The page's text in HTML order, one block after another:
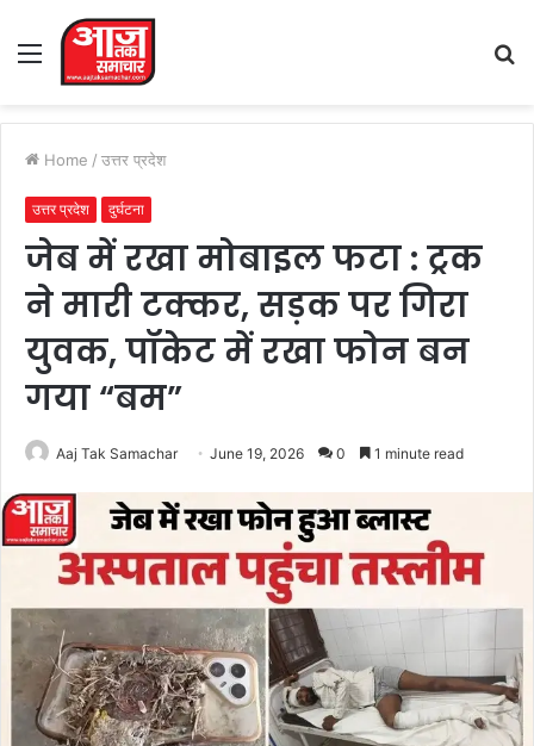
Menu
Home / उत्तर प्रदेश
उत्तर प्रदेश दुर्घटना
जेब में रखा मोबाइल फटा : ट्रक
ने मारी टक्कर, सड़क पर गिरा
युवक, पॉकेट में रखा फोन बन
गया “बम”
Aaj Tak Samachar June 19, 2026 0 1 minute read